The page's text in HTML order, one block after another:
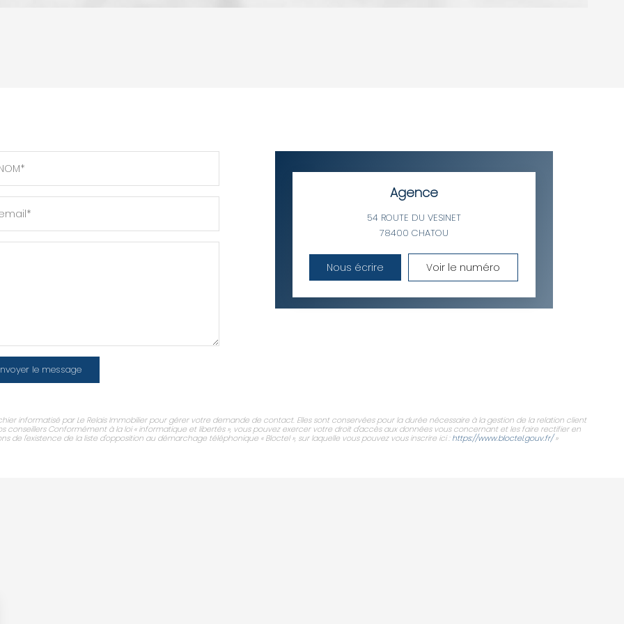
RÉSULTATS DES LYCÉES
COMMERCES
le message
Agence
54 ROUTE DU VESINET
78400 CHATOU
Nous écrire Voir le numéro
informatisé par Le Relais Immobilier pour gérer votre demande de contact. Elles sont conservées pour la durée nécessaire à la gestion de la relation client
conseillers Conformément à la loi « informatique et libertés », vous pouvez exercer votre droit d'accès aux données vous concernant et les faire rectifier en
de l'existence de la liste d'opposition au démarchage téléphonique « Bloctel », sur laquelle vous pouvez vous inscrire ici :https://www.bloctel.gouv.fr/»